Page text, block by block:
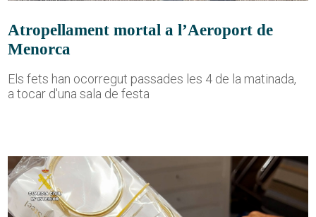
Atropellament mortal a l’Aeroport de
Menorca
Els fets han ocorregut passades les 4 de la matinada,
a tocar d'una sala de festa